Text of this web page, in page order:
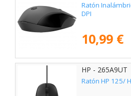
Ratón
DPI
10,99 €
HP - 265A9UT
Ratón HP 125/